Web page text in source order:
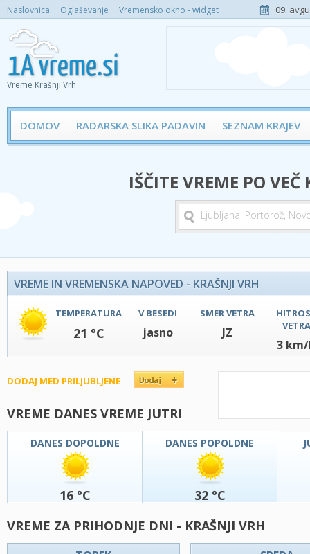
Naslovnica Oglaševanje Vremensko okno - widget 09.
Vreme Krašnji Vrh
DOMOV RADARSKA SLIKA PADAVIN SEZNAM KRAJEV
IŠČITE VREME PO
VREME IN VREMENSKA NAPOVED - KRAŠNJI VRH
TEMPERATURA
21 °C
V BESEDI
jasno
SMER VETRA
JZ
VETRA
3
DODAJ MED PRILJUBLJENE
VREME DANES VREME JUTRI
DANES DOPOLDNE
16 °C
DANES POPOLDNE
32 °C
VREME ZA PRIHODNJE DNI - KRAŠNJI VRH